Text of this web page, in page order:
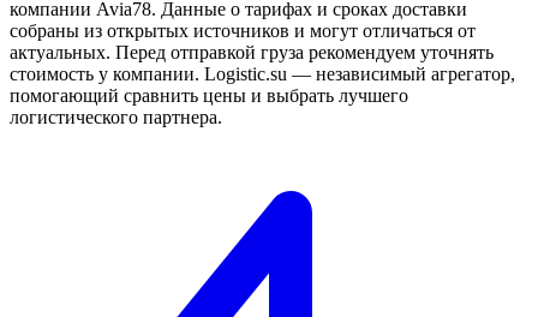
компании Avia78. Данные о тарифах и сроках доставки
собраны из открытых источников и могут отличаться от
актуальных. Перед отправкой груза рекомендуем уточнять
стоимость у компании. Logistic.su — независимый агрегатор,
помогающий сравнить цены и выбрать лучшего
логистического партнера.